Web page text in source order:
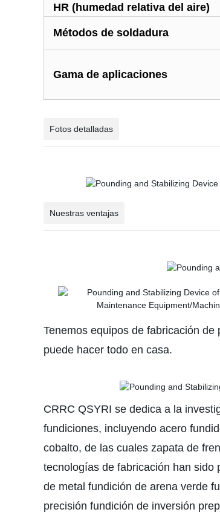
HR (humedad relativa del aire)
Métodos de soldadura
Gama de aplicaciones
Fotos detalladas
Nuestras ventajas
Tenemos equipos de fabricación
puede hacer todo en casa.
CRRC QSYRI se dedica a la
fundiciones, incluyendo acero
cobalto, de las cuales zapata de
tecnologías de fabricación han sido
de metal fundición de arena verde
precisión fundición de inversión